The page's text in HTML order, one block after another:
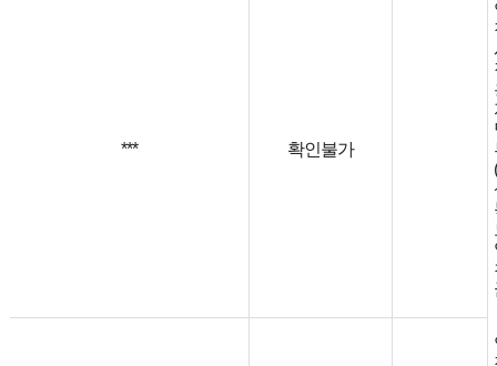
*** 확인불가